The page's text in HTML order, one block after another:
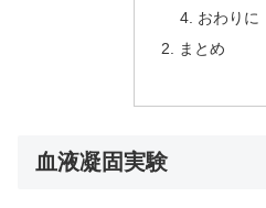
おわりに
まとめ
血液凝固実験